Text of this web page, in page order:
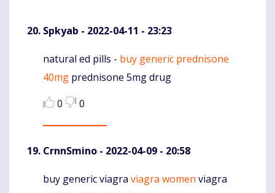
Spkyab - 2022-04-11 - 23:23
Komentaras
natural ed pills - buy generic prednisone
40mg prednisone 5mg drug
0
0
CrnnSmino - 2022-04-09 - 20:58
Komentaras
buy generic viagra viagra women viagra